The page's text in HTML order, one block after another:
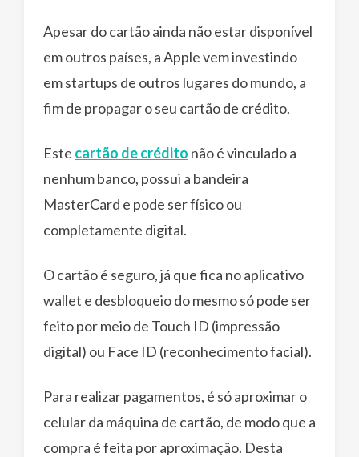
Apesar do cartão ainda não estar disponível
em outros países, a Apple vem investindo
em startups de outros lugares do mundo, a
fim de propagar o seu cartão de crédito.
Este cartão de crédito não é vinculado a
nenhum banco, possui a bandeira
MasterCard e pode ser físico ou
completamente digital.
O cartão é seguro, já que fica no aplicativo
wallet e desbloqueio do mesmo só pode ser
feito por meio de Touch ID (impressão
digital) ou Face ID (reconhecimento facial).
Para realizar pagamentos, é só aproximar o
celular da máquina de cartão, de modo que a
compra é feita por aproximação. Desta